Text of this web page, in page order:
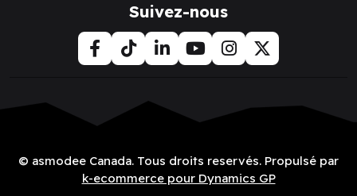
Suivez-nous
© asmodee Canada. Tous droits reservés. Propulsé par
k-ecommerce pour Dynamics GP